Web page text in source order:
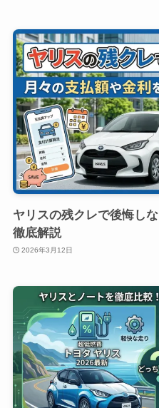
ヤリスの残クレで後悔し
徹底解説
2026年3月12日